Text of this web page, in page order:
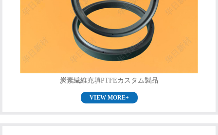
炭素繊維充填PTFEカスタム製品
VIEW MORE+